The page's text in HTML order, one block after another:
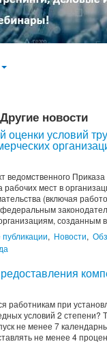
Другие новости
условий
ведомственного
рабочих мест в
(включая
, Новости,
работникам при
условий 2 степени?
не менее 7
не менее 4